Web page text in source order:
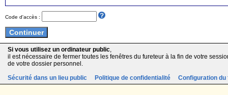
Code d'accès :
Si vous utilisez un ordinateur public,
il est nécessaire de fermer toutes les fenêtres du fureteur à la fin de votre
de votre dossier personnel.
Sécurité dans un lieu public
Politique de confidentialité Configuration du